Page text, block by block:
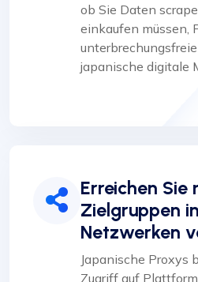
ob Sie Daten
einkaufen müssen,
japanische digitale
Erreichen Sie
Zielgruppen
Netzwerken
Japanische Proxys
Zugriff auf